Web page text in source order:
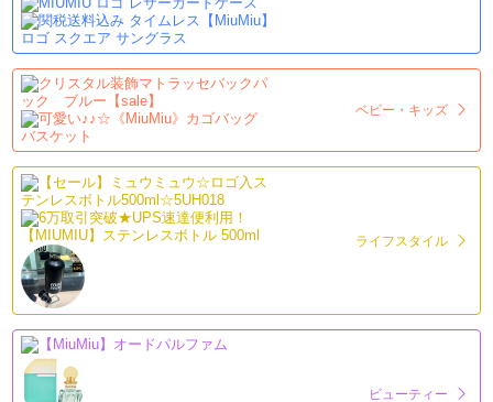
ベビー・キッズ
ライフスタイル
ビューティー